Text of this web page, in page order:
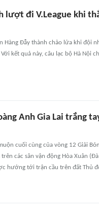
lượt đi V.League khi
Hàng Đẫy thành chảo lửa khi đội
Với kết quả này, câu lạc bộ Hà Nội
Anh Gia Lai trắng
cuối cùng của vòng 12 Giải
các sân vận động Hòa Xuân
hướng tới trận cầu trên đất Thủ